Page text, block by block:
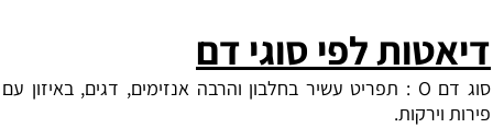
דיאטות לפי סוגי דם
סוג דם O : תפריט עשיר בחלבון והרבה אנזימים, דגים, באיזון עם
פירות וירקות.